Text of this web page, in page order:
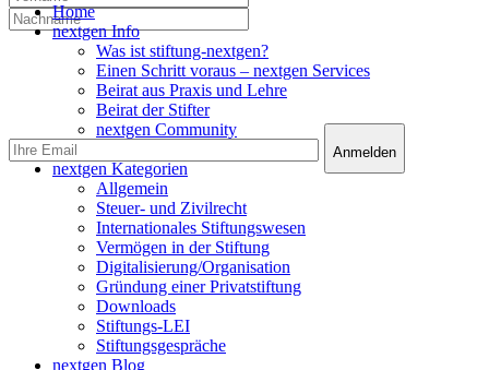
Close
Menu
Home
nextgen Info
Was ist stiftung-nextgen?
Einen Schritt voraus – nextgen Services
Beirat aus Praxis und Lehre
Beirat der Stifter
nextgen Community
nextgen Services
nextgen Kategorien
Allgemein
Steuer- und Zivilrecht
Internationales Stiftungswesen
Vermögen in der Stiftung
Digitalisierung/Organisation
Gründung einer Privatstiftung
Downloads
Stiftungs-LEI
Stiftungsgespräche
nextgen Blog